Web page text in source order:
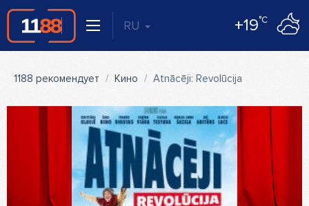
RU +19°C
1188 рекомендует Кино Atnācēji: Revolūcija